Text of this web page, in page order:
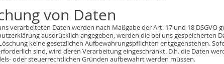
von Daten
verarbeiteten Daten werden nach Maßgabe der Art. 17 und 18
ausdrücklich angegeben, werden die bei uns
keine gesetzlichen Aufbewahrungspflichten entgegenstehen.
sind, wird deren Verarbeitung eingeschränkt. D.h. die Daten
oder steuerrechtlichen Gründen aufbewahrt werden müssen.